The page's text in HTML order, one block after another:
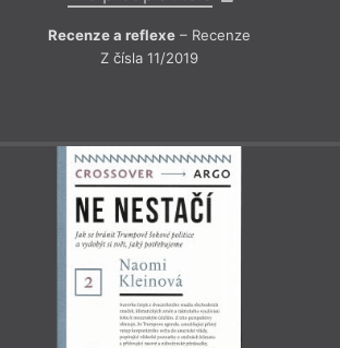
Recenze a reflexe– Recenze
Z čísla 11/2019